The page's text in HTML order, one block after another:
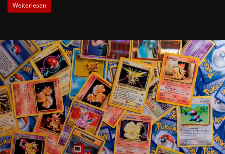
Weiterlesen